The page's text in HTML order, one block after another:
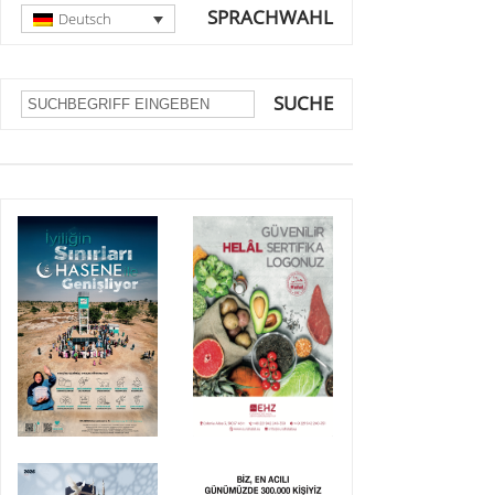
SPRACHWAHL
Deutsch
SUCHE